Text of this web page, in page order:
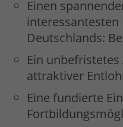
Einen
Deutschlands:
Ein
attraktiver
Eine fundierte